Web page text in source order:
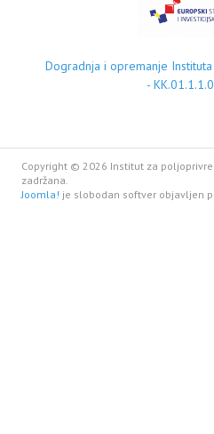
Dogradnja i opremanje
-
Copyright © 2026 Institut za
zadržana.
Joomla! je slobodan softver objavljen